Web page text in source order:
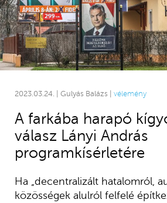
2023.03.24. | Gulyás Balázs | vélemény
A farkába harapó
válasz Lányi András
programkísérletére
Ha „decentralizált hatalomról,
közösségek alulról felfelé